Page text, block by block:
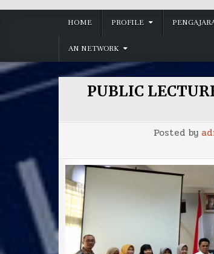
HOME PROFILE
AN NETWORK
PUBLIC
Posted by